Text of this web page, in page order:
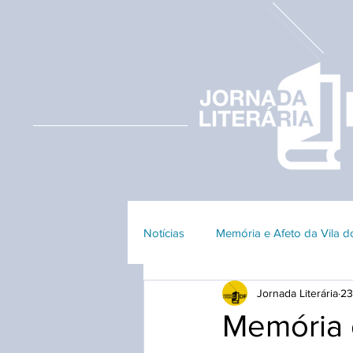
Notícias Memória e Afeto da Vila
Edição 2023 Edição 2018
Memória
Jornada Literária